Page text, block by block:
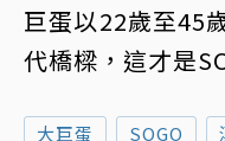
巨蛋以22歲至45
代橋樑，這才是
大巨蛋 SOGO